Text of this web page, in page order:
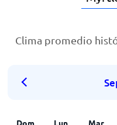
Clima promedio
Dom Lun Mar